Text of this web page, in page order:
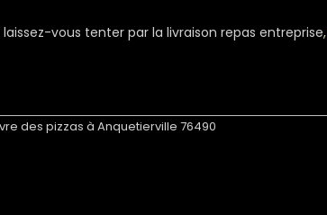
vous tenter par la livraison repas entreprise,